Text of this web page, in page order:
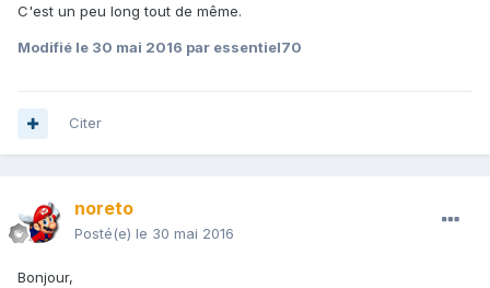
C'est un peu long tout de même.
Modifié le 30 mai 2016 par essentiel70
Citer
noreto
Posté(e) le 30 mai 2016
Bonjour,